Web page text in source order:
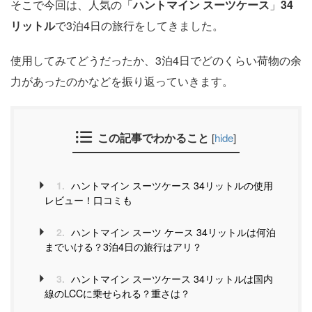
そこで今回は、人気の「ハントマイン スーツケース 」 34
リットルで3泊4日の旅行をしてきました。
使用してみてどうだったか、3泊4日でどのくらい荷物の余
力があったのかなどを振り返っていきます。
この記事でわかること [hide]
1. ハントマイン スーツケース 34リットルの使用
レビュー！口コミも
2. ハントマイン スーツ ケース 34リットルは何泊
までいける？3泊4日の旅行はアリ？
3. ハントマイン スーツケース 34リットルは国内
線のLCCに乗せられる？重さは？